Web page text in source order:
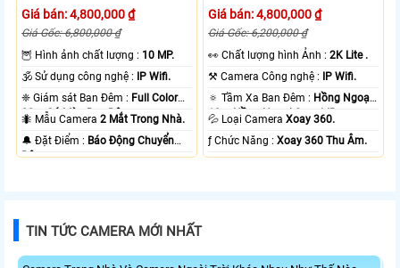
Giá bán: 4,800,000 ₫
Giá Gốc: 6,800,000 ₫
🦉 Hình ảnh chất lượng : 10 MP.
🕉️ Sử dụng công nghệ : IP Wifi.
❈ Giám sát Ban Đêm : Full Color
20m Có Màu Ban Ðêm.
🐜 Mẫu Camera2 Mắt Trong Nhà.
️🔔 Đặt Điểm : Báo Động Chuyển
Động.
Giá bán: 4,800,000 ₫
Giá Gốc: 6,200,000 ₫
️👀 Chất lượng hình Ảnh :2K Lite .
⚒ Camera Công nghệ : IP Wifi.
🔅 Tầm Xa Ban Đêm : Hồng Ngoại
10m Hồng Ngoại Smart IR.
💦 Loại CameraXoay 360.
️ƒ Chức Năng :Xoay 360 Thu Âm.
TIN TỨC CAMERA MỚI NHẤT